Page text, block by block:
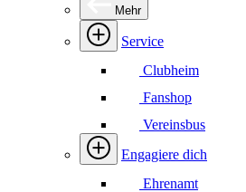
Mehr
Service
Clubheim
Fanshop
Vereinsbus
Engagiere dich
Ehrenamt